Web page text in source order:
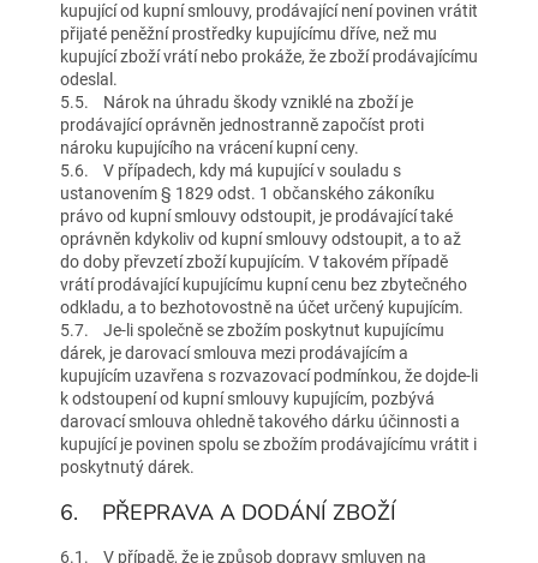
kupující od kupní smlouvy, prodávající není povinen vrátit
přijaté peněžní prostředky kupujícímu dříve, než mu
kupující zboží vrátí nebo prokáže, že zboží prodávajícímu
odeslal.
5.5. Nárok na úhradu škody vzniklé na zboží je
prodávající oprávněn jednostranně započíst proti
nároku kupujícího na vrácení kupní ceny.
5.6. V případech, kdy má kupující v souladu s
ustanovením § 1829 odst. 1 občanského zákoníku
právo od kupní smlouvy odstoupit, je prodávající také
oprávněn kdykoliv od kupní smlouvy odstoupit, a to až
do doby převzetí zboží kupujícím. V takovém případě
vrátí prodávající kupujícímu kupní cenu bez zbytečného
odkladu, a to bezhotovostně na účet určený kupujícím.
5.7. Je-li společně se zbožím poskytnut kupujícímu
dárek, je darovací smlouva mezi prodávajícím a
kupujícím uzavřena s rozvazovací podmínkou, že dojde-li
k odstoupení od kupní smlouvy kupujícím, pozbývá
darovací smlouva ohledně takového dárku účinnosti a
kupující je povinen spolu se zbožím prodávajícímu vrátit i
poskytnutý dárek.
6. PŘEPRAVA A DODÁNÍ ZBOŽÍ
6.1. V případě, že je způsob dopravy smluven na